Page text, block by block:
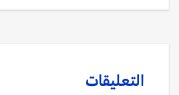
التعليقات